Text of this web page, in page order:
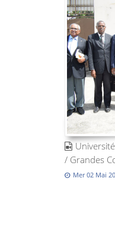
/ Grandes
Mer 02 Mai